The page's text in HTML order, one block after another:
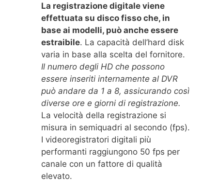
La registrazione digitale viene
effettuata su disco fisso che, in
base ai modelli, può anche essere
estraibile. La capacità dell’hard disk
varia in base alla scelta del fornitore.
Il numero degli HD che possono
essere inseriti internamente al DVR
può andare da 1 a 8, assicurando così
diverse ore e giorni di registrazione.
La velocità della registrazione si
misura in semiquadri al secondo (fps).
I videoregistratori digitali più
performanti raggiungono 50 fps per
canale con un fattore di qualità
elevato.